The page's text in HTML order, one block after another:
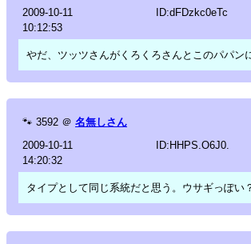
2009-10-11
10:12:53
ID:dFDzkc0eTc
やだ、ツッツさんがくろくろさんとこのパパン
🐾 3592 ＠ 名無しさん
2009-10-11
14:20:32
ID:HHPS.O6J0.
タイプとして同じ系統だと思う。ウサギっぽい